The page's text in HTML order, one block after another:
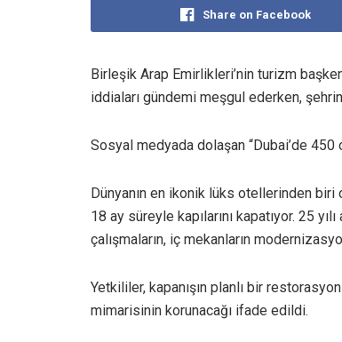
Share on Facebook
Birleşik Arap Emirlikleri’nin turizm
iddiaları gündemi meşgul ederken,
Sosyal medyada dolaşan “Dubai’de
Dünyanın en ikonik lüks otellerinden biri
18 ay süreyle kapılarını kapatıyor. 25
çalışmaların, iç mekanların
Yetkililer, kapanışın planlı bir
mimarisinin korunacağı ifade edildi.